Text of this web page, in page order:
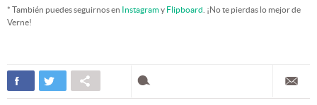
* También puedes seguirnos en Instagramy Flipboard . ¡No te pierdas lo mejor de
Verne!